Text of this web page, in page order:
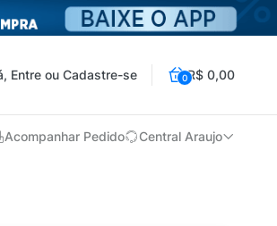
Entre ou Cadastre-se 0R$ 0,00
Acompanhar Pedido Central Araujo